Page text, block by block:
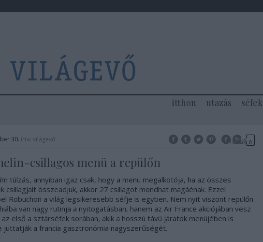
itthon utazás séfek
30. írta: világevő Tetszik 0
csillagos menü a repülőn
túlzás, annyiban igaz csak, hogy a menü megalkotója, ha az összes
csillagjait összeadjuk, akkor 27 csillagot mondhat magáénak. Ezzel
Robuchon a világ legsikeresebb séfje is egyben. Nem nyit viszont repülőn
van nagy rutinja a nyitogatásban, hanem az Air France akciójában vesz
első a sztárséfek sorában, akik a hosszú távú járatok menüjében is
juttatják a francia gasztronómia nagyszerűségét.